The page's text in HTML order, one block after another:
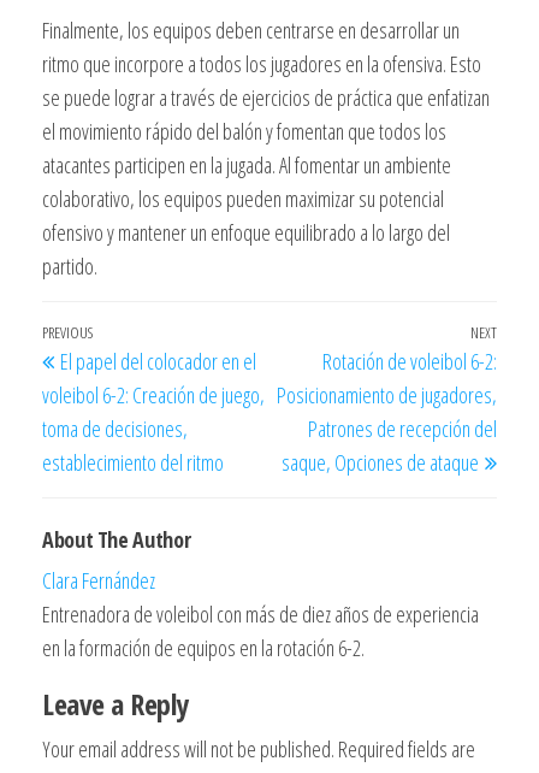
Finalmente, los equipos deben centrarse en desarrollar un
ritmo que incorpore a todos los jugadores en la ofensiva. Esto
se puede lograr a través de ejercicios de práctica que enfatizan
el movimiento rápido del balón y fomentan que todos los
atacantes participen en la jugada. Al fomentar un ambiente
colaborativo, los equipos pueden maximizar su potencial
ofensivo y mantener un enfoque equilibrado a lo largo del
partido.
Post
navigation
Previous
Post
PREVIOUS
El papel del colocador en el
voleibol 6-2: Creación de juego,
toma de decisiones,
establecimiento del ritmo
Next
NEXT
Rotación de voleibol 6-2:
Posicionamiento de jugadores,
Patrones de recepción del
saque, Opciones de ataque
About The Author
Clara Fernández
Entrenadora de voleibol con más de diez años de experiencia
en la formación de equipos en la rotación 6-2.
Leave a Reply
Your email address will not be published. Required fields are